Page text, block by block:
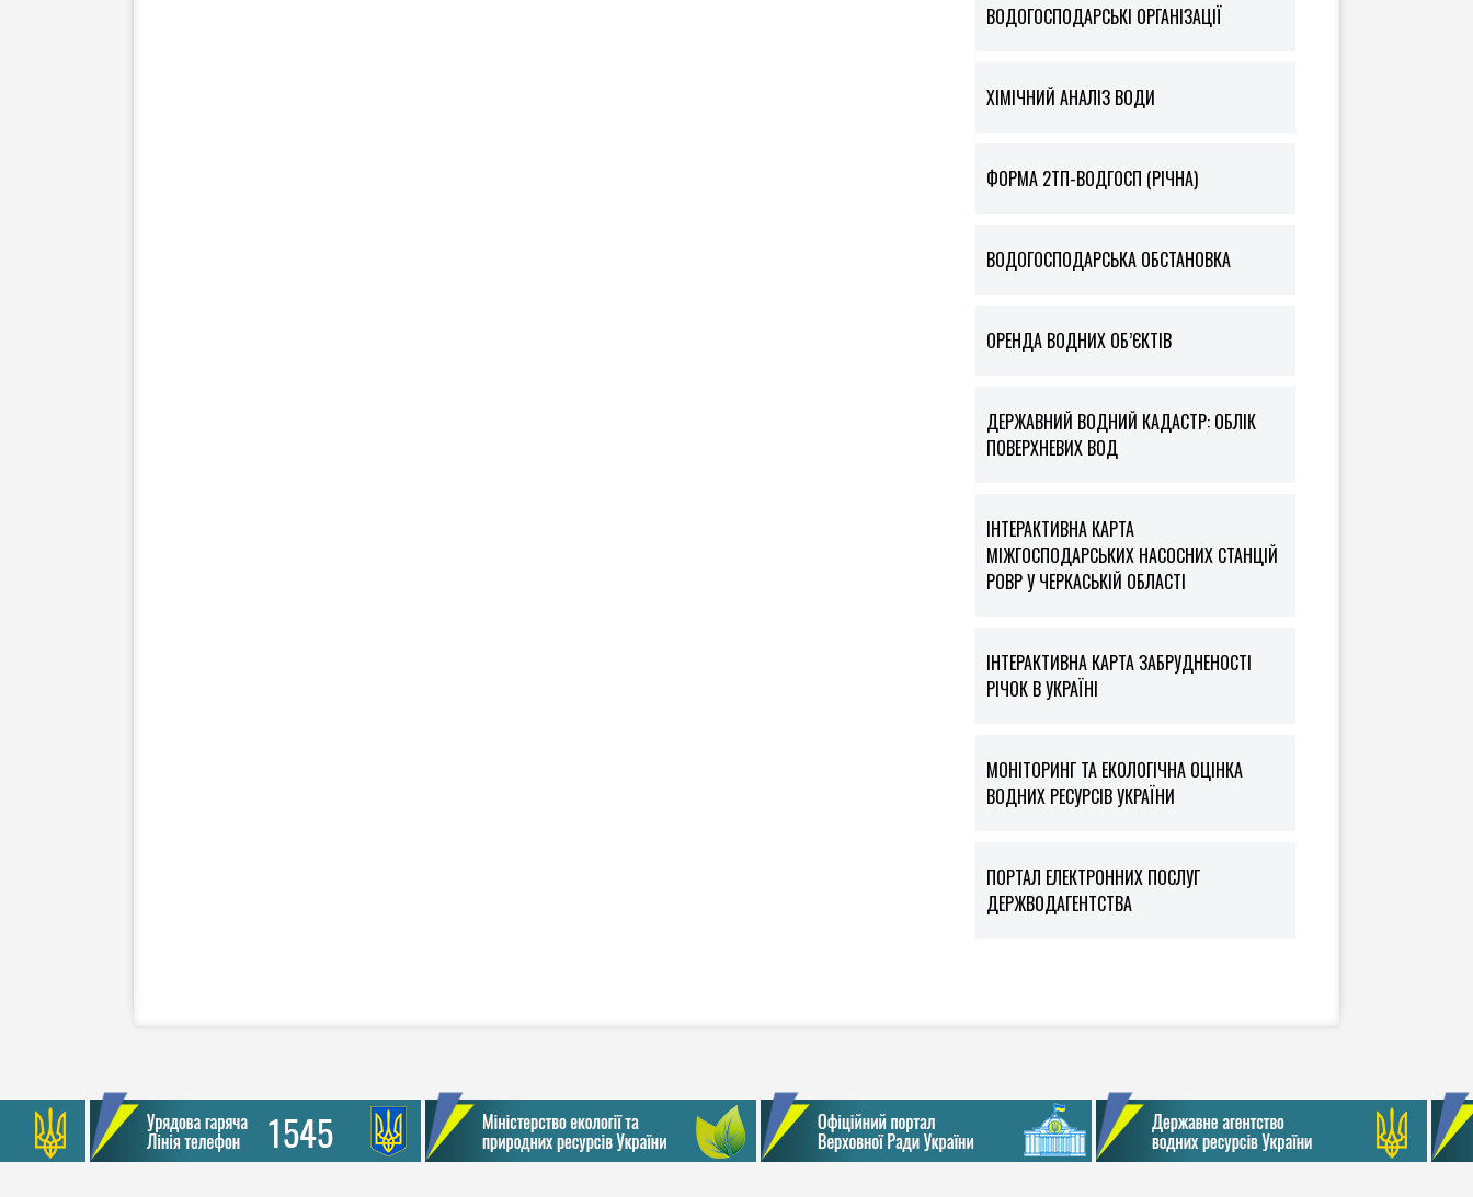
ВОДОГОСПОДАРСЬКІ ОРГАНІЗАЦІЇ
ХІМІЧНИЙ АНАЛІЗ ВОДИ
ФOРМА 2ТП-ВОДГОСП (РІЧНА)
ВОДОГОСПОДАРСЬКА ОБСТАНОВКА
ОРЕНДА ВОДНИХ ОБ’ЄКТІВ
ДЕРЖАВНИЙ ВОДНИЙ КАДАСТР: ОБЛІК
ПОВЕРХНЕВИХ ВОД
ІНТЕРАКТИВНА КАРТА
МІЖГОСПОДАРСЬКИХ НАСОСНИХ СТАНЦІЙ
РОВР У ЧЕРКАСЬКІЙ ОБЛАСТІ
ІНТЕРАКТИВНА КАРТА ЗАБРУДНЕНОСТІ
РІЧОК В УКРАЇНІ
МОНІТОРИНГ ТА ЕКОЛОГІЧНА ОЦІНКА
ВОДНИХ РЕСУРСІВ УКРАЇНИ
ПОРТАЛ ЕЛЕКТРОННИХ ПОСЛУГ
ДЕРЖВОДАГЕНТСТВА